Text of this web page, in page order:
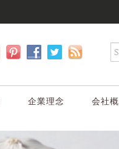
企業理念 会社